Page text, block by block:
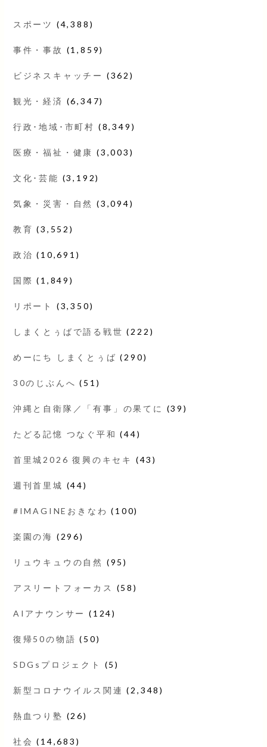
スポーツ (4,388)
事件・事故 (1,859)
ビジネスキャッチー (362)
観光・経済 (6,347)
行政･地域･市町村 (8,349)
医療・福祉・健康 (3,003)
文化･芸能 (3,192)
気象・災害・自然 (3,094)
教育 (3,552)
政治 (10,691)
国際 (1,849)
リポート (3,350)
しまくとぅばで語る戦世 (222)
めーにち しまくとぅば (290)
30のじぶんへ (51)
沖縄と自衛隊／「有事」の果てに (39)
たどる記憶 つなぐ平和 (44)
首里城2026 復興のキセキ (43)
週刊首里城 (44)
#IMAGINEおきなわ (100)
楽園の海 (296)
リュウキュウの自然 (95)
アスリートフォーカス (58)
AIアナウンサー (124)
復帰50の物語 (50)
SDGsプロジェクト (5)
新型コロナウイルス関連 (2,348)
熱血つり塾 (26)
社会 (14,683)